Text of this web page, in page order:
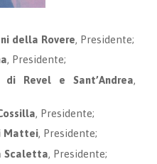
della Rovere, Presidente;
, Presidente;
Revel e Sant’Andrea,
, Presidente;
Mattei, Presidente;
Scaletta, Presidente;